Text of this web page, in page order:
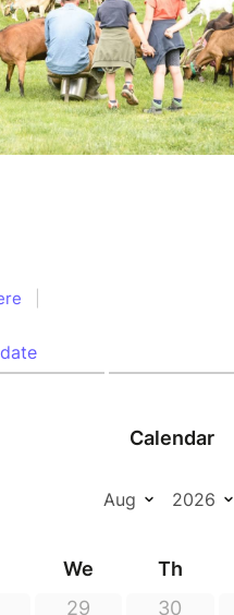
de notre ferme
nous pour une
des bergers et la vie à la
:
les alpagistes sur : le
authentique au cœur de la
fromages produits
de vous
RAISONS D'HYGIENE,